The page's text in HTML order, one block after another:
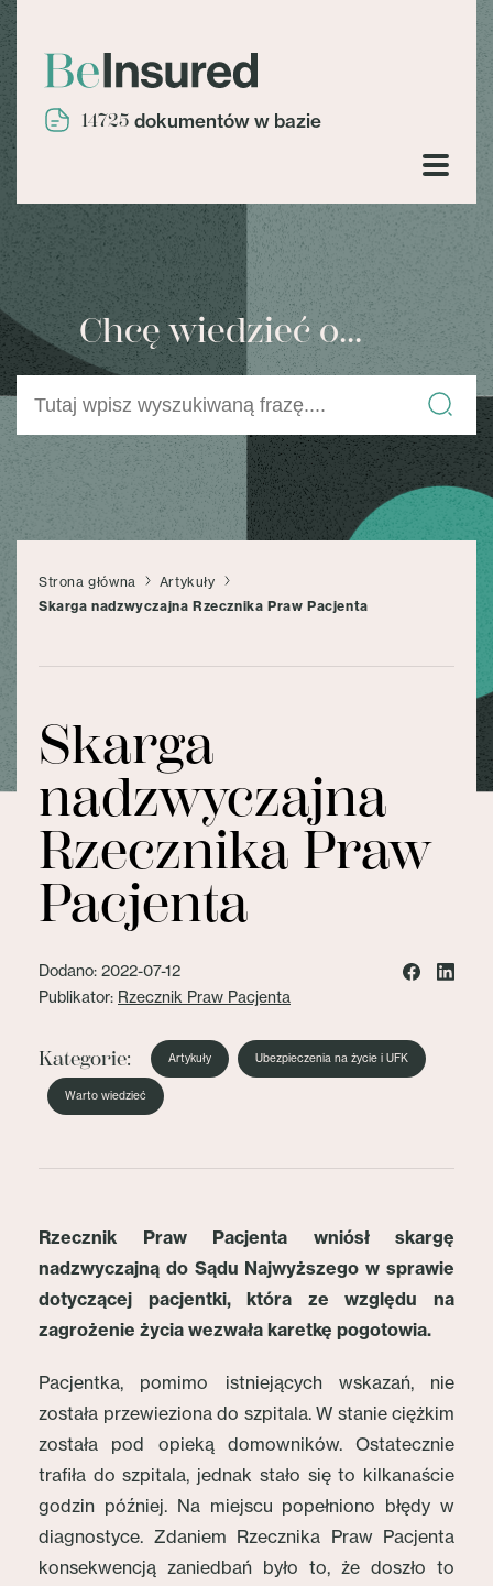
14725 dokumentów w bazie
Chcę wiedzieć o...
Strona główna
Artykuły
Skarga nadzwyczajna Rzecznika Praw Pacjenta
Skarga
nadzwyczajna
Rzecznika Praw
Pacjenta
Dodano: 2022-07-12
Publikator: Rzecznik Praw Pacjenta
Kategorie: Artykuły Ubezpieczenia na życie i UFK
Warto wiedzieć
Rzecznik Praw Pacjenta wniósł skargę
nadzwyczajną do Sądu Najwyższego w sprawie
dotyczącej pacjentki, która ze względu na
zagrożenie życia wezwała karetkę pogotowia.
Pacjentka, pomimo istniejących wskazań, nie
została przewieziona do szpitala. W stanie ciężkim
została pod opieką domowników. Ostatecznie
trafiła do szpitala, jednak stało się to kilkanaście
godzin później. Na miejscu popełniono błędy w
diagnostyce. Zdaniem Rzecznika Praw Pacjenta
konsekwencją zaniedbań było to, że doszło to